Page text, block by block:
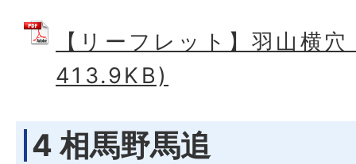
【リーフレット】羽山横
413.9KB)
4 相馬野馬追